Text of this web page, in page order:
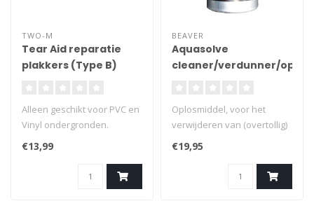
TWO-M
Tear Aid reparatie
plakkers (Type B)
Alleen geschikt voor PVC en
Vinyl ondergronden.
extreem sterk. waterdicht.
luchtdicht. zeer elastisch.
verkleurt niet. enorm
veelzijdig. droogt niet uit.
€13,99
BEAVER
Aquasolve
cleaner/verdunner/
Oplosmiddel, voor het
verwijderen van (overtollig)
lijm en lijmresten. Ook voor
het verwijderen van vet en
vuil voorafgaand aan
€19,95